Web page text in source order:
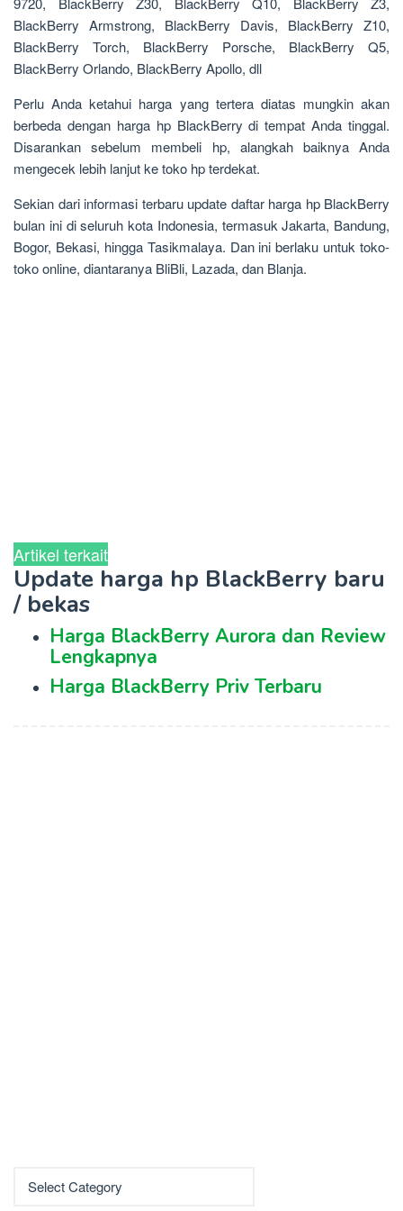
BlackBerry Armstrong, BlackBerry Davis, BlackBerry Z10,
BlackBerry Torch, BlackBerry Porsche, BlackBerry Q5,
BlackBerry Orlando, BlackBerry Apollo, dll
Perlu Anda ketahui harga yang tertera diatas mungkin akan
berbeda dengan harga hp BlackBerry di tempat Anda tinggal.
Disarankan sebelum membeli hp, alangkah baiknya Anda
mengecek lebih lanjut ke toko hp terdekat.
Sekian dari informasi terbaru update daftar harga hp BlackBerry
bulan ini di seluruh kota Indonesia, termasuk Jakarta, Bandung,
Bogor, Bekasi, hingga Tasikmalaya. Dan ini berlaku untuk toko-
toko online, diantaranya BliBli, Lazada, dan Blanja.
Artikel terkait
Update harga hp BlackBerry baru
/ bekas
Harga BlackBerry Aurora dan Review
Lengkapnya
Harga BlackBerry Priv Terbaru